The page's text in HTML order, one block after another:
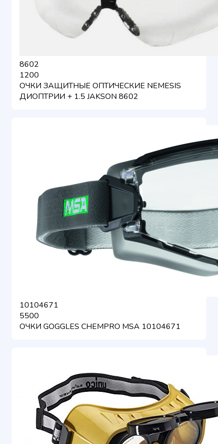
8602
1200
ОЧКИ ЗАЩИТНЫЕ ОПТИЧЕСКИЕ NEMESIS
ДИОПТРИИ + 1.5 JAKSON 8602
10104671
5500
ОЧКИ GOGGLES CHEMPRO MSA 10104671